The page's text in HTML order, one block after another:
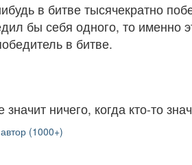
в битве тысячекратно
бы себя одного, то именно
в битве.
значит ничего, когда кто-то
(1000+)